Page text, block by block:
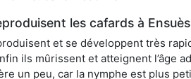
les cafards à
et se développent très
ils mûrissent et atteignent l’âge
un peu, car la nymphe est plus